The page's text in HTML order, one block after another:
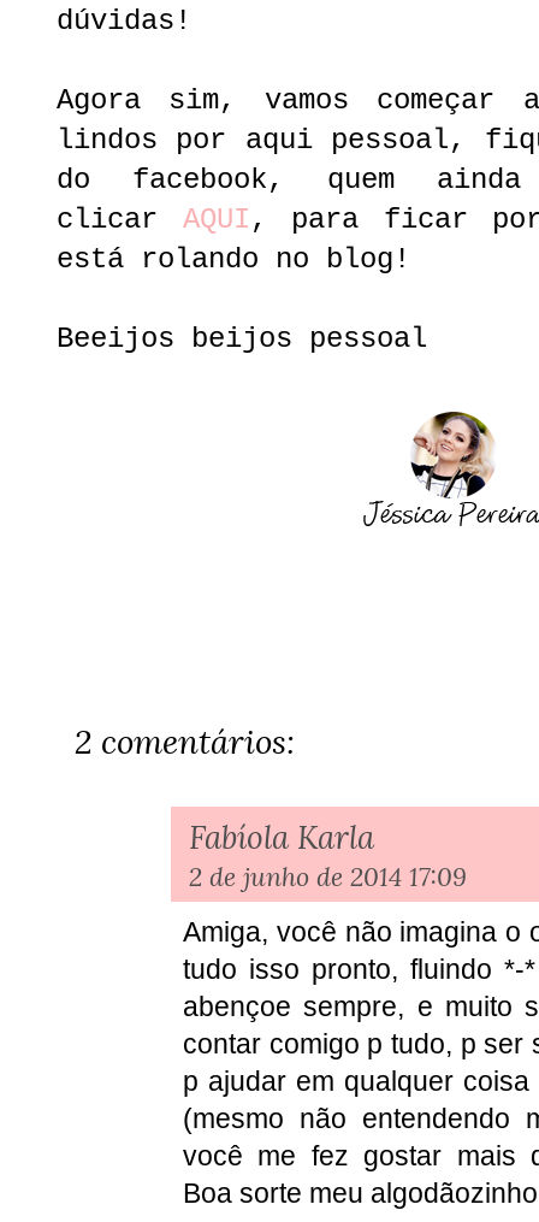
dúvidas!
Agora sim, vamos
lindos por aqui pessoal,
do facebook, quem
clicar AQUI, para ficar por
está rolando no blog!
Beeijos beijos pessoal
2 comentários:
Fabíola Karla
2 de junho de 2014 17:09
Amiga, você não imagina o
tudo isso pronto, fluindo *-
abençoe sempre, e muito
contar comigo p tudo, p ser
p ajudar em qualquer
(mesmo não entendendo
você me fez gostar mais
Boa sorte meu